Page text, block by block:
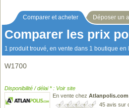
Comparer et acheter Déposer un
Comparer les prix
1 produit trouvé, en vente dans 1 boutique en
W1700
Disponibilité / délai * : Voir site
En vente chez Atlanpolis.com
45 avis sur